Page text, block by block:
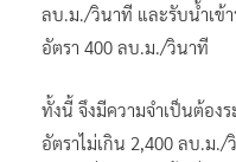
ลบ.ม./วินาที และรับน้ำเข้
อัตรา 400 ลบ.ม./วินาที
ทั้งนี้​ จึงมีความจำเป็นต้อง
อัตราไม่เกิน 2,400 ลบ.ม